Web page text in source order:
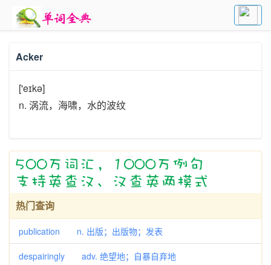
Acker
['eɪkə]
n. 涡流，海啸，水的波纹
热门查询
publication n. 出版；出版物；发表
despairingly adv. 绝望地；自暴自弃地